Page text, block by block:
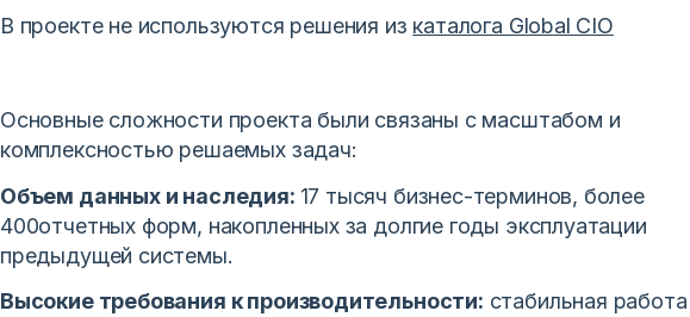
В проекте не используются решения из каталога Global CIO
Основные сложности проекта были связаны с масштабом и
комплексностью решаемых задач:
Объем данных и наследия: 17 тысяч бизнес-терминов, более
400отчетных форм, накопленных за долгие годы эксплуатации
предыдущей системы.
Высокие требования к производительности: стабильная работа